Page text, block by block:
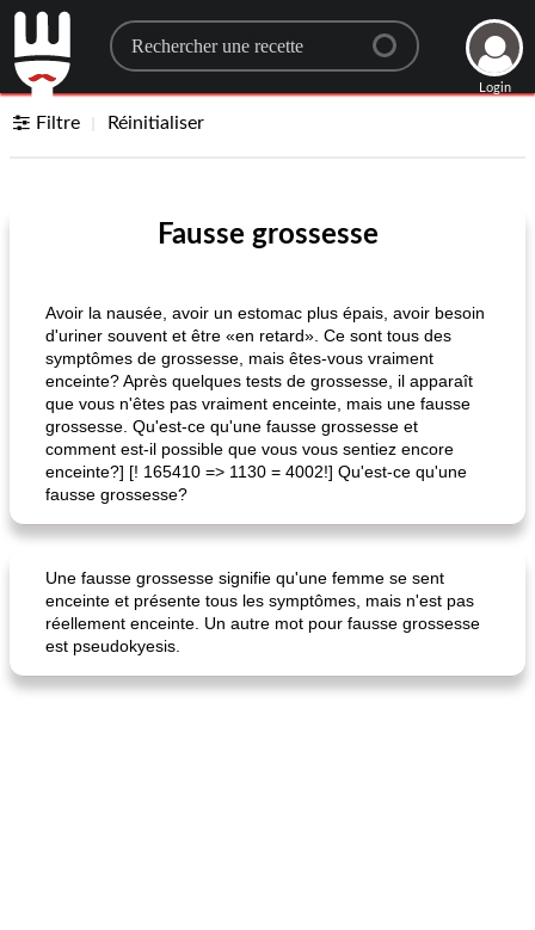
Search for a recipe
Login
Filtre Réinitialiser
Fausse grossesse
Avoir la nausée, avoir un estomac plus épais, avoir besoin
d'uriner souvent et être «en retard». Ce sont tous des
symptômes de grossesse, mais êtes-vous vraiment
enceinte? Après quelques tests de grossesse, il apparaît
que vous n'êtes pas vraiment enceinte, mais une fausse
grossesse. Qu'est-ce qu'une fausse grossesse et
comment est-il possible que vous vous sentiez encore
enceinte?] [! 165410 => 1130 = 4002!] Qu'est-ce qu'une
fausse grossesse?
Une fausse grossesse signifie qu'une femme se sent
enceinte et présente tous les symptômes, mais n'est pas
réellement enceinte. Un autre mot pour fausse grossesse
est pseudokyesis.